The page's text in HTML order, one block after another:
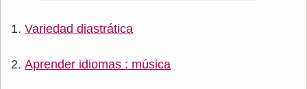
Variedad diastrática
Aprender idiomas : música